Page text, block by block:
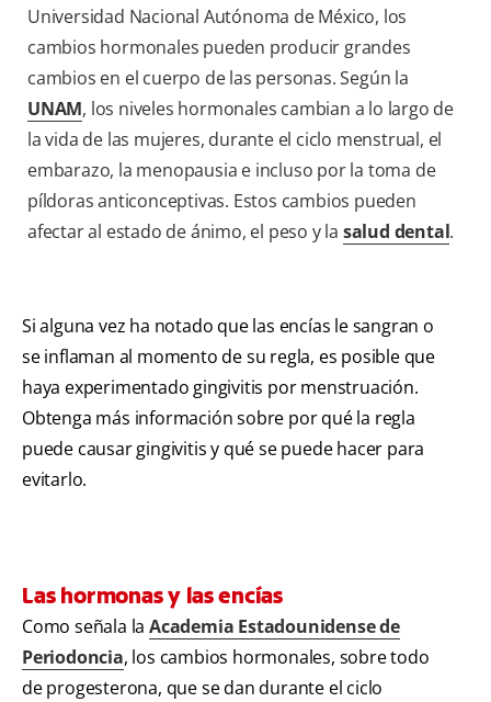
Universidad Nacional Autónoma de México, los
cambios hormonales pueden producir grandes
cambios en el cuerpo de las personas. Según la
UNAM, los niveles hormonales cambian a lo largo de
la vida de las mujeres, durante el ciclo menstrual, el
embarazo, la menopausia e incluso por la toma de
píldoras anticonceptivas. Estos cambios pueden
afectar al estado de ánimo, el peso y la salud dental.
Si alguna vez ha notado que las encías le sangran o
se inflaman al momento de su regla, es posible que
haya experimentado gingivitis por menstruación.
Obtenga más información sobre por qué la regla
puede causar gingivitis y qué se puede hacer para
evitarlo.
Las hormonas y las encías
Como señala la Academia Estadounidense de
Periodoncia, los cambios hormonales, sobre todo
de progesterona, que se dan durante el ciclo